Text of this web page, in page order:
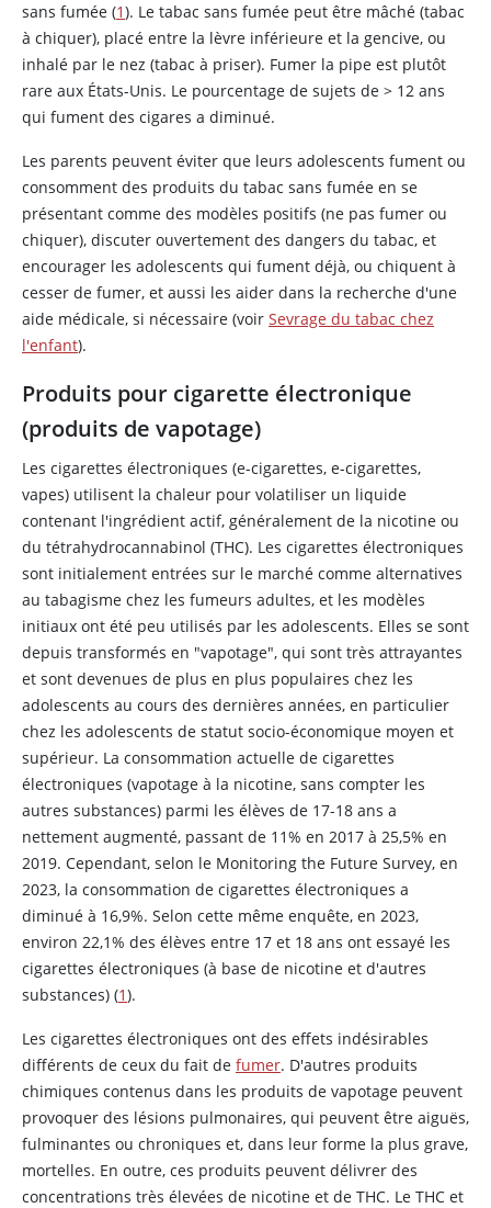
sans fumée (1). Le tabac sans fumée peut être mâché (tabac
à chiquer), placé entre la lèvre inférieure et la gencive, ou
inhalé par le nez (tabac à priser). Fumer la pipe est plutôt
rare aux États-Unis. Le pourcentage de sujets de > 12 ans
qui fument des cigares a diminué.
Les parents peuvent éviter que leurs adolescents fument ou
consomment des produits du tabac sans fumée en se
présentant comme des modèles positifs (ne pas fumer ou
chiquer), discuter ouvertement des dangers du tabac, et
encourager les adolescents qui fument déjà, ou chiquent à
cesser de fumer, et aussi les aider dans la recherche d'une
aide médicale, si nécessaire (voir Sevrage du tabac chez
l'enfant).
Produits pour cigarette électronique
(produits de vapotage)
Les cigarettes électroniques (e-cigarettes, e-cigarettes,
vapes) utilisent la chaleur pour volatiliser un liquide
contenant l'ingrédient actif, généralement de la nicotine ou
du tétrahydrocannabinol (THC). Les cigarettes électroniques
sont initialement entrées sur le marché comme alternatives
au tabagisme chez les fumeurs adultes, et les modèles
initiaux ont été peu utilisés par les adolescents. Elles se sont
depuis transformés en "vapotage", qui sont très attrayantes
et sont devenues de plus en plus populaires chez les
adolescents au cours des dernières années, en particulier
chez les adolescents de statut socio-économique moyen et
supérieur. La consommation actuelle de cigarettes
électroniques (vapotage à la nicotine, sans compter les
autres substances) parmi les élèves de 17-18 ans a
nettement augmenté, passant de 11% en 2017 à 25,5% en
2019. Cependant, selon le Monitoring the Future Survey, en
2023, la consommation de cigarettes électroniques a
diminué à 16,9%. Selon cette même enquête, en 2023,
environ 22,1% des élèves entre 17 et 18 ans ont essayé les
cigarettes électroniques (à base de nicotine et d'autres
substances) (1).
Les cigarettes électroniques ont des effets indésirables
différents de ceux du fait de fumer. D'autres produits
chimiques contenus dans les produits de vapotage peuvent
provoquer des lésions pulmonaires, qui peuvent être aiguës,
fulminantes ou chroniques et, dans leur forme la plus grave,
mortelles. En outre, ces produits peuvent délivrer des
concentrations très élevées de nicotine et de THC. Le THC et